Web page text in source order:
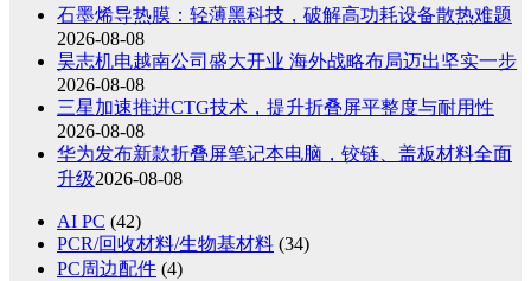
石墨烯导热膜：轻薄黑科技，破解高功耗设备散热难题
2026-08-08
昊志机电越南公司盛大开业 海外战略布局迈出坚实一步
2026-08-08
三星加速推进CTG技术，提升折叠屏平整度与耐用性
2026-08-08
华为发布新款折叠屏笔记本电脑，铰链、盖板材料全面
升级2026-08-08
AI PC (42)
PCR/回收材料/生物基材料 (34)
PC周边配件 (4)